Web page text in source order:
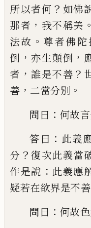
所以者何 ？ 如佛
那者 ， 我不稱美 。
法故 。 尊者佛陀
倒 ，亦生顛倒 ，
者 ，誰是不善 ？
善 ， 二當分別 。
問曰 ： 何故
答曰 ： 此義
分 ？復次此義當
作是說 ： 此義應
疑若在欲界是不善
問曰 ： 何故